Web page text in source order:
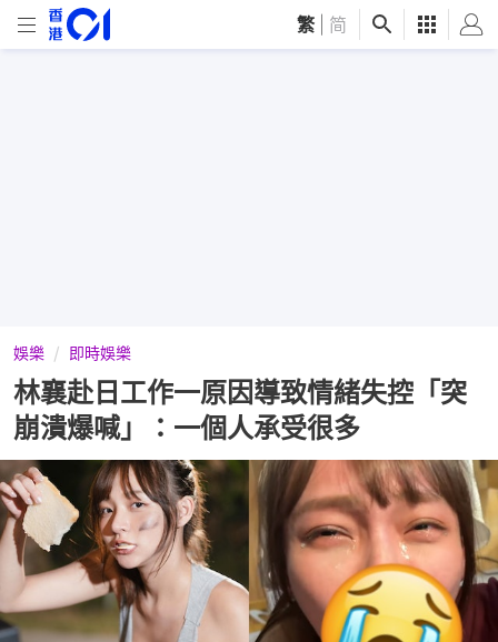
繁 简
娛樂 即時娛樂
林襄赴日工作一原因導致情緒失控「突
崩潰爆喊」：一個人承受很多